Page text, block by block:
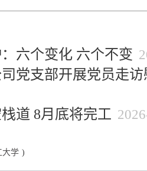
六个变化 六个不变
党支部开展党员走
道 8月底将完工
大学 )